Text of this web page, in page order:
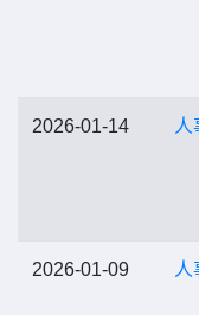
2026-01-14 人
2026-01-09 人